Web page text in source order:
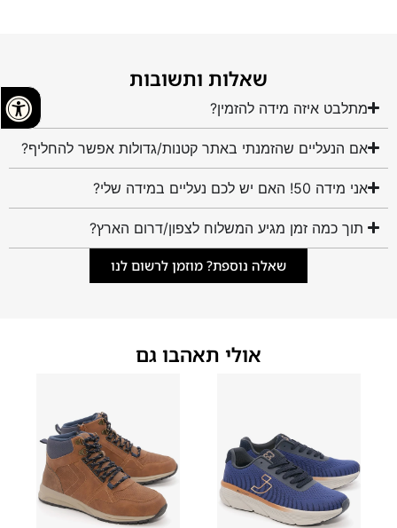
שאלות ותשובות
מתלבט איזה מידה להזמין?
אם הנעליים שהזמנתי באתר קטנות/גדולות אפשר להחליף?
אני מידה 50! האם יש לכם נעליים במידה שלי?
תוך כמה זמן מגיע המשלוח לצפון/דרום הארץ?
שאלה נוספת? מוזמן לרשום לנו
אולי תאהבו גם